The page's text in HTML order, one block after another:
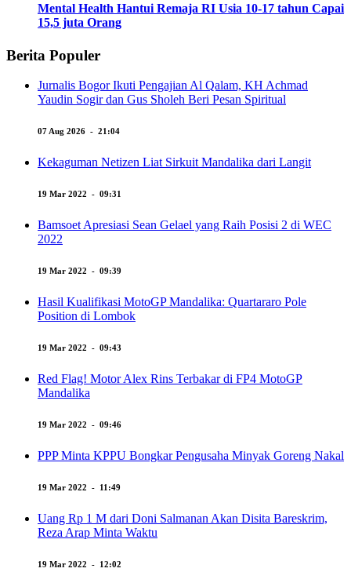
Mental Health Hantui Remaja RI Usia 10-17 tahun Capai
15,5 juta Orang
Berita Populer
Jurnalis Bogor Ikuti Pengajian Al Qalam, KH Achmad
Yaudin Sogir dan Gus Sholeh Beri Pesan Spiritual
07 Aug 2026 - 21:04
Kekaguman Netizen Liat Sirkuit Mandalika dari Langit
19 Mar 2022 - 09:31
Bamsoet Apresiasi Sean Gelael yang Raih Posisi 2 di WEC
2022
19 Mar 2022 - 09:39
Hasil Kualifikasi MotoGP Mandalika: Quartararo Pole
Position di Lombok
19 Mar 2022 - 09:43
Red Flag! Motor Alex Rins Terbakar di FP4 MotoGP
Mandalika
19 Mar 2022 - 09:46
PPP Minta KPPU Bongkar Pengusaha Minyak Goreng Nakal
19 Mar 2022 - 11:49
Uang Rp 1 M dari Doni Salmanan Akan Disita Bareskrim,
Reza Arap Minta Waktu
19 Mar 2022 - 12:02